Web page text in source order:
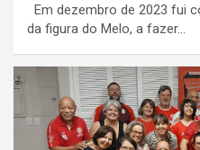
Em dezembro de 2023 fui
da figura do Melo, a fazer…